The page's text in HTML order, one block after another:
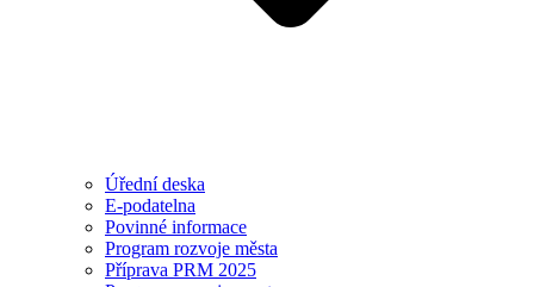
Úřední deska
E-podatelna
Povinné informace
Program rozvoje města
Příprava PRM 2025